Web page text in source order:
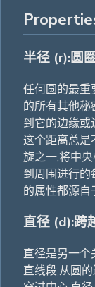
半径 (r):圆
任何圆的最重
的所有其他秘
到它的边缘或
这个距离总是
旋之一,将中
到周围进行
的属性都源自
直径 (d):跨
直径是另一个
直线段,从圆